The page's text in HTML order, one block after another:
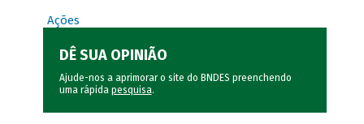
Ações
DÊ SUA OPINIÃO
Ajude-nos a aprimorar o site do BNDES preenchendo
uma rápida pesquisa.